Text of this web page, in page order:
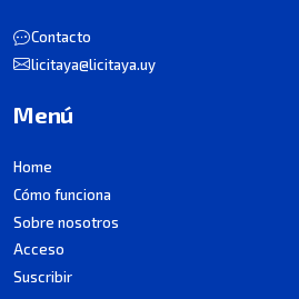
Contacto
licitaya@licitaya.uy
Menú
Home
Cómo funciona
Sobre nosotros
Acceso
Suscribir